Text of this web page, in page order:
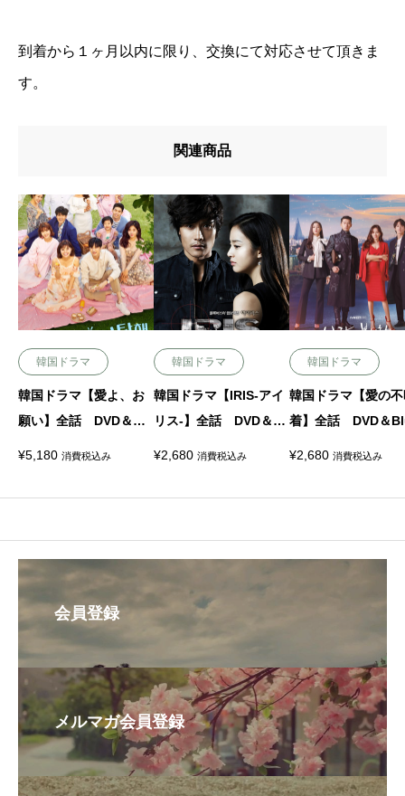
到着から１ヶ月以内に限り、交換にて対応させて頂きま
す。
関連商品
韓国ドラマ
韓国ドラマ【愛よ、お
願い】全話 DVD＆Blu
¥5,180 消費税込み
韓国ドラマ
韓国ドラマ【IRIS-アイ
リス-】全話 DVD＆Bl
¥2,680 消費税込み
韓国ドラマ
韓国ドラマ【愛の
着】全話 DVD＆
¥2,680 消費税込み
会員登録
メルマガ会員登録